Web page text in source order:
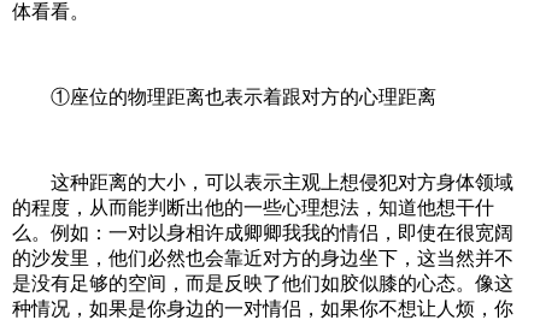
体看看。
①座位的物理距离也表示着跟对方的心理距离
这种距离的大小，可以表示主观上想侵犯对方身体领域
的程度，从而能判断出他的一些心理想法，知道他想干什
么。例如：一对以身相许成卿卿我我的情侣，即使在很宽阔
的沙发里，他们必然也会靠近对方的身边坐下，这当然并不
是没有足够的空间，而是反映了他们如胶似膝的心态。像这
种情况，如果是你身边的一对情侣，如果你不想让人烦，你